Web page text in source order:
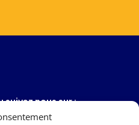
suivez nous sur :